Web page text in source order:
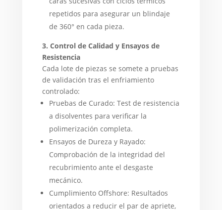
repetidos para asegurar un blindaje
de 360° en cada pieza.
3. Control de Calidad y Ensayos de
Resistencia
Cada lote de piezas se somete a pruebas
de validación tras el enfriamiento
controlado:
Pruebas de Curado: Test de resistencia
a disolventes para verificar la
polimerización completa.
Ensayos de Dureza y Rayado:
Comprobación de la integridad del
recubrimiento ante el desgaste
mecánico.
Cumplimiento Offshore: Resultados
orientados a reducir el par de apriete,